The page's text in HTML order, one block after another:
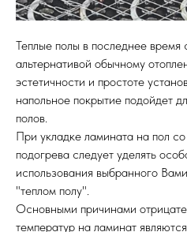
Теплые полы в последнее время
альтернативой обычному
эстетичности и простоте
напольное покрытие подойдет
полов.
При укладке ламината на пол
подогрева следует уделять
использования выбранного
"теплом полу".
Основными причинами
температур на ламинат